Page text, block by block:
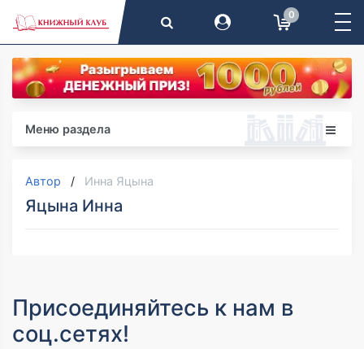
0
Меню раздела
Автор Инна Яцына
Яцына Инна
Присоединяйтесь к нам в
соц.сетях!